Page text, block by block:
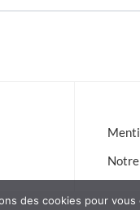
des cookies pour